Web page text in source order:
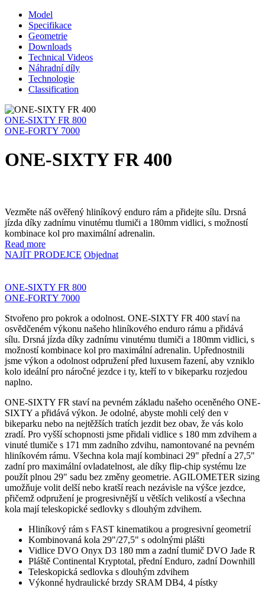
Model
Specifikace
Geometrie
Downloads
Technical Videos
Náhradní díly
Technologie
Classification
ONE-SIXTY FR 800
ONE-FORTY 7000
ONE-SIXTY FR 400
Vezměte náš ověřený hliníkový enduro rám a přidejte sílu. Drsná
jízda díky zadnímu vinutému tlumiči a 180mm vidlici, s možností
kombinace kol pro maximální adrenalin.
Read more
NAJÍT PRODEJCE Objednat
ONE-SIXTY FR 800
ONE-FORTY 7000
Stvořeno pro pokrok a odolnost. ONE-SIXTY FR 400 staví na
osvědčeném výkonu našeho hliníkového enduro rámu a přidává
sílu. Drsná jízda díky zadnímu vinutému tlumiči a 180mm vidlici, s
možností kombinace kol pro maximální adrenalin. Upřednostnili
jsme výkon a odolnost odpružení před luxusem řazení, aby vzniklo
kolo ideální pro náročné jezdce i ty, kteří to v bikeparku rozjedou
naplno.
ONE-SIXTY FR staví na pevném základu našeho oceněného ONE-
SIXTY a přidává výkon. Je odolné, abyste mohli celý den v
bikeparku nebo na nejtěžších tratích jezdit bez obav, že vás kolo
zradí. Pro vyšší schopnosti jsme přidali vidlice s 180 mm zdvihem a
vinuté tlumiče s 171 mm zadního zdvihu, namontované na pevném
hliníkovém rámu. Všechna kola mají kombinaci 29" přední a 27,5"
zadní pro maximální ovladatelnost, ale díky flip-chip systému lze
použít plnou 29" sadu bez změny geometrie. AGILOMETER sizing
umožňuje volit delší nebo kratší reach nezávisle na výšce jezdce,
přičemž odpružení je progresivnější u větších velikostí a všechna
kola mají teleskopické sedlovky s dlouhým zdvihem.
Hliníkový rám s FAST kinematikou a progresivní geometrií
Kombinovaná kola 29"/27,5" s odolnými plášti
Vidlice DVO Onyx D3 180 mm a zadní tlumič DVO Jade R
Pláště Continental Kryptotal, přední Enduro, zadní Downhill
Teleskopická sedlovka s dlouhým zdvihem
Výkonné hydraulické brzdy SRAM DB4, 4 pístky